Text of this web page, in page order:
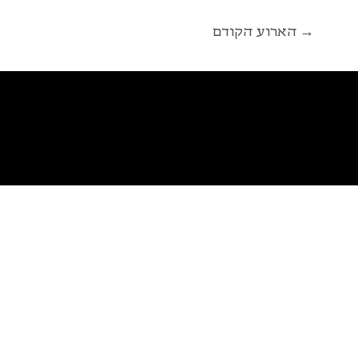
הארוע הקודם →